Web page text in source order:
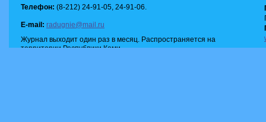
Телефон: (8-212) 24-91-05, 24-91-06.
E-mail: radugnie@mail.ru
Журнал выходит один раз в месяц. Распространяется на
территории Республики Коми.